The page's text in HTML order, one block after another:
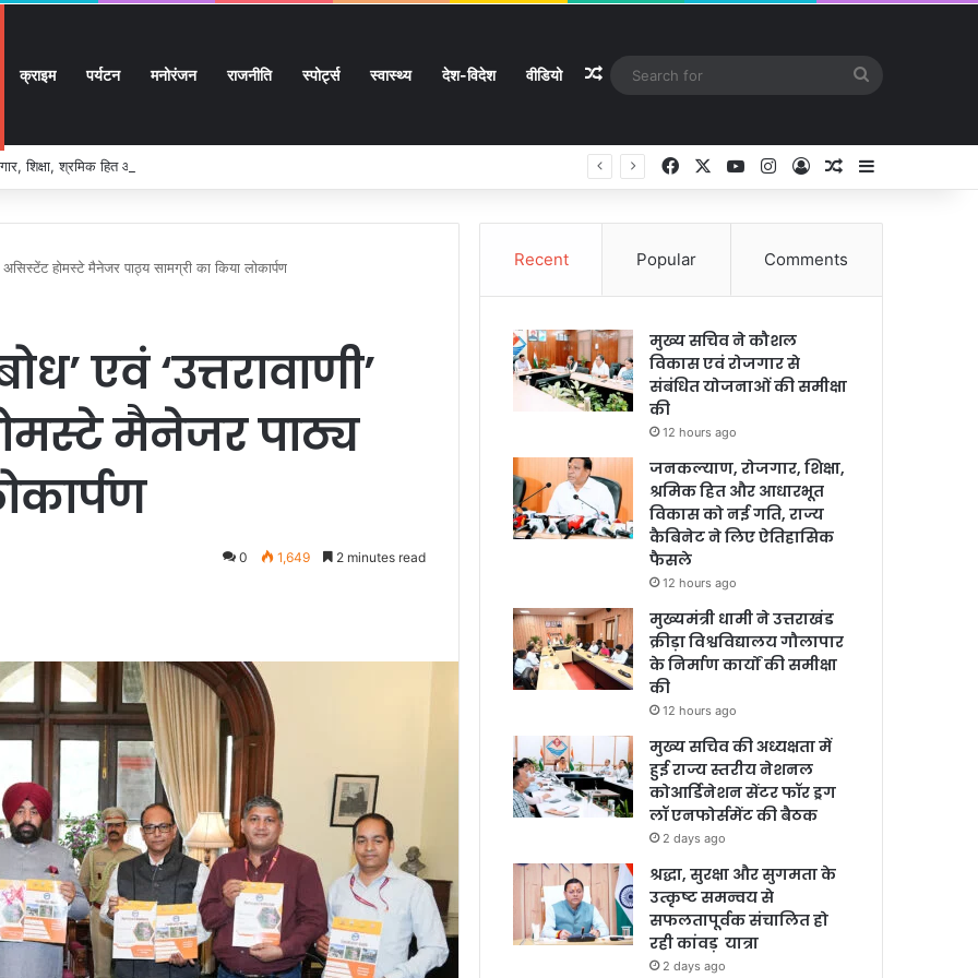
क्राइम पर्यटन मनोरंजन राजनीति स्पोर्ट्स स्वास्थ्य देश-विदेश वीडियो Random Article
शिक्षा, श्रमिक हित और आधारभूत विकास को नई गति, राज्य कैबिनेट ने लिए ऐतिहासिक फैसले Facebook YouTubeInstagram
Log InRandom Article
असिस्टेंट होमस्टे मैनेजर पाठ्य सामग्री का किया लोकार्पण
एवं ‘उत्तरावाणी’
मैनेजर पाठ्य
0 1,649 2 minutes read
Recent Popular Comments
मुख्य सचिव ने कौशल
विकास एवं रोजगार से
संबंधित योजनाओं की समीक्षा
की
12 hours ago
जनकल्याण, रोजगार, शिक्षा,
श्रमिक हित और आधारभूत
विकास को नई गति, राज्य
कैबिनेट ने लिए ऐतिहासिक
फैसले
12 hours ago
मुख्यमंत्री धामी ने उत्तराखंड
क्रीड़ा विश्वविद्यालय गौलापार
के निर्माण कार्यों की समीक्षा
की
12 hours ago
मुख्य सचिव की अध्यक्षता में
हुई राज्य स्तरीय नेशनल
कोआर्डिनेशन सेंटर फॉर ड्रग
लॉ एनफोर्समेंट की बैठक
2 days ago
श्रद्धा, सुरक्षा और सुगमता के
उत्कृष्ट समन्वय से
सफलतापूर्वक संचालित हो
रही कांवड़ यात्रा
2 days ago